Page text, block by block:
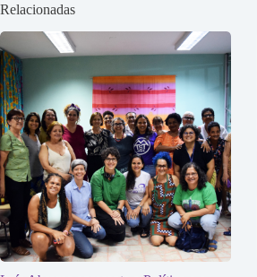
Relacionadas